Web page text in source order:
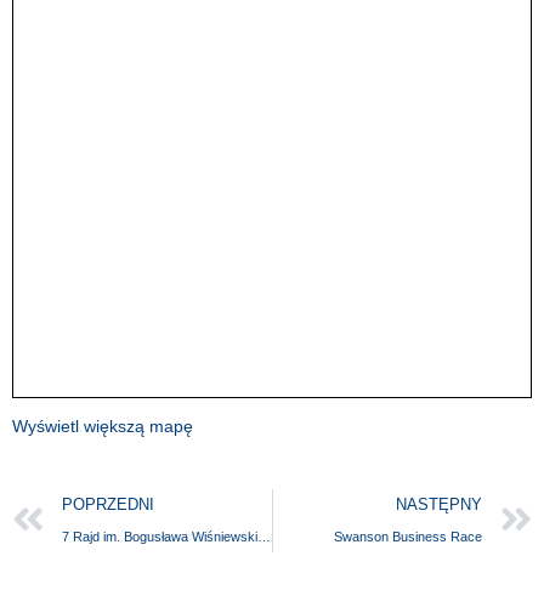
Wyświetl większą mapę
POPRZEDNI NASTĘPNY
Swanson Business Race